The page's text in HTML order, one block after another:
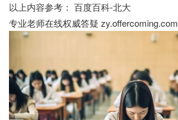
以上内容参考： 百度百科-北大
专业老师在线权威答疑 zy.offercoming.com